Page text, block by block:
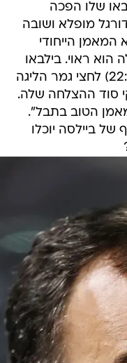
שלו הפכה
מופלא ושובה
המאמן הייחודי
לה הוא ראוי. בילבאו
צפויה להעפיל הערב (חמישי, 22:05) לחצי גמר הליגה
סוד ההצלחה שלה.
הטוב בתבל".
ביילסה יוכלו